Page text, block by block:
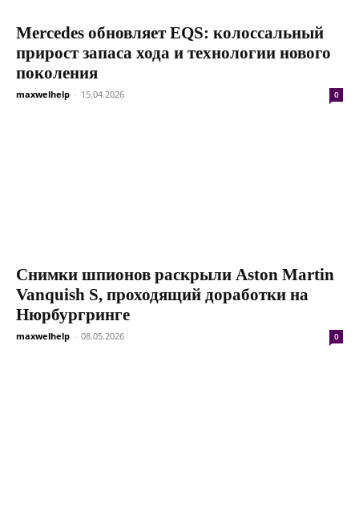
Mercedes обновляет EQS: колоссальный
прирост запаса хода и технологии нового
поколения
maxwelhelp - 15.04.2026 0
Снимки шпионов раскрыли Aston Martin
Vanquish S, проходящий доработки на
Нюрбургринге
maxwelhelp - 08.05.2026 0